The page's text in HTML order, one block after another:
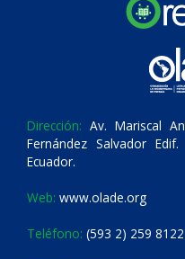
Dirección: Av. Mariscal
Fernández Salvador
Ecuador.
Web: www.olade.org
Teléfono: (593 2) 259